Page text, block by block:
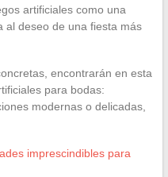
artificiales como una
al deseo de una fiesta más
encontrarán en esta
para bodas:
modernas o delicadas,
imprescindibles para